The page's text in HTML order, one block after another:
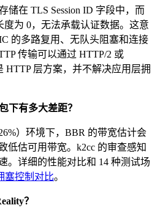
储在 TLS Session ID 字段中，而
度为 0，无法承载认证数据。这意
的多路复用、无队头阻塞和连接
传输可以通过 HTTP/2 或
HTTP 层方案，并不解决应用层拥
下有多大差距？
）环境下，BBR 的带宽估计会
低估可用带宽。k2cc 的审查感知
。详细的性能对比和 14 种测试场
塞控制对比。
？